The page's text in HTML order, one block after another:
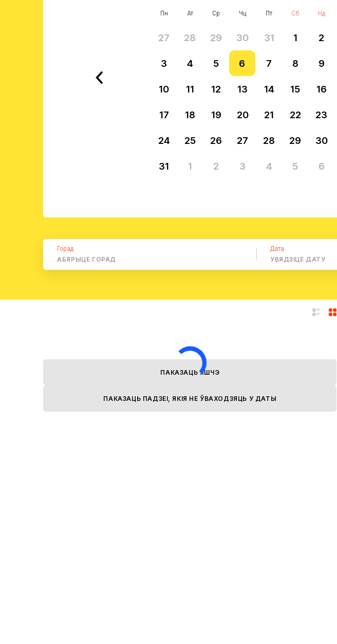
Пн Ат Ср Чц Пт Сб Нд
27 28 29 30 31 1 2
3 4 5 6 7 8 9
10 11 12 13 14 15 16
17 18 19 20 21 22 23
24 25 26 27 28 29 30
31 1 2 3 4 5 6
Горад Дата
ПАКАЗАЦЬ ЯШЧЭ
ПАКАЗАЦЬ ПАДЗЕІ, ЯКІЯ НЕ ЎВАХОДЗЯЦЬ У ДАТЫ